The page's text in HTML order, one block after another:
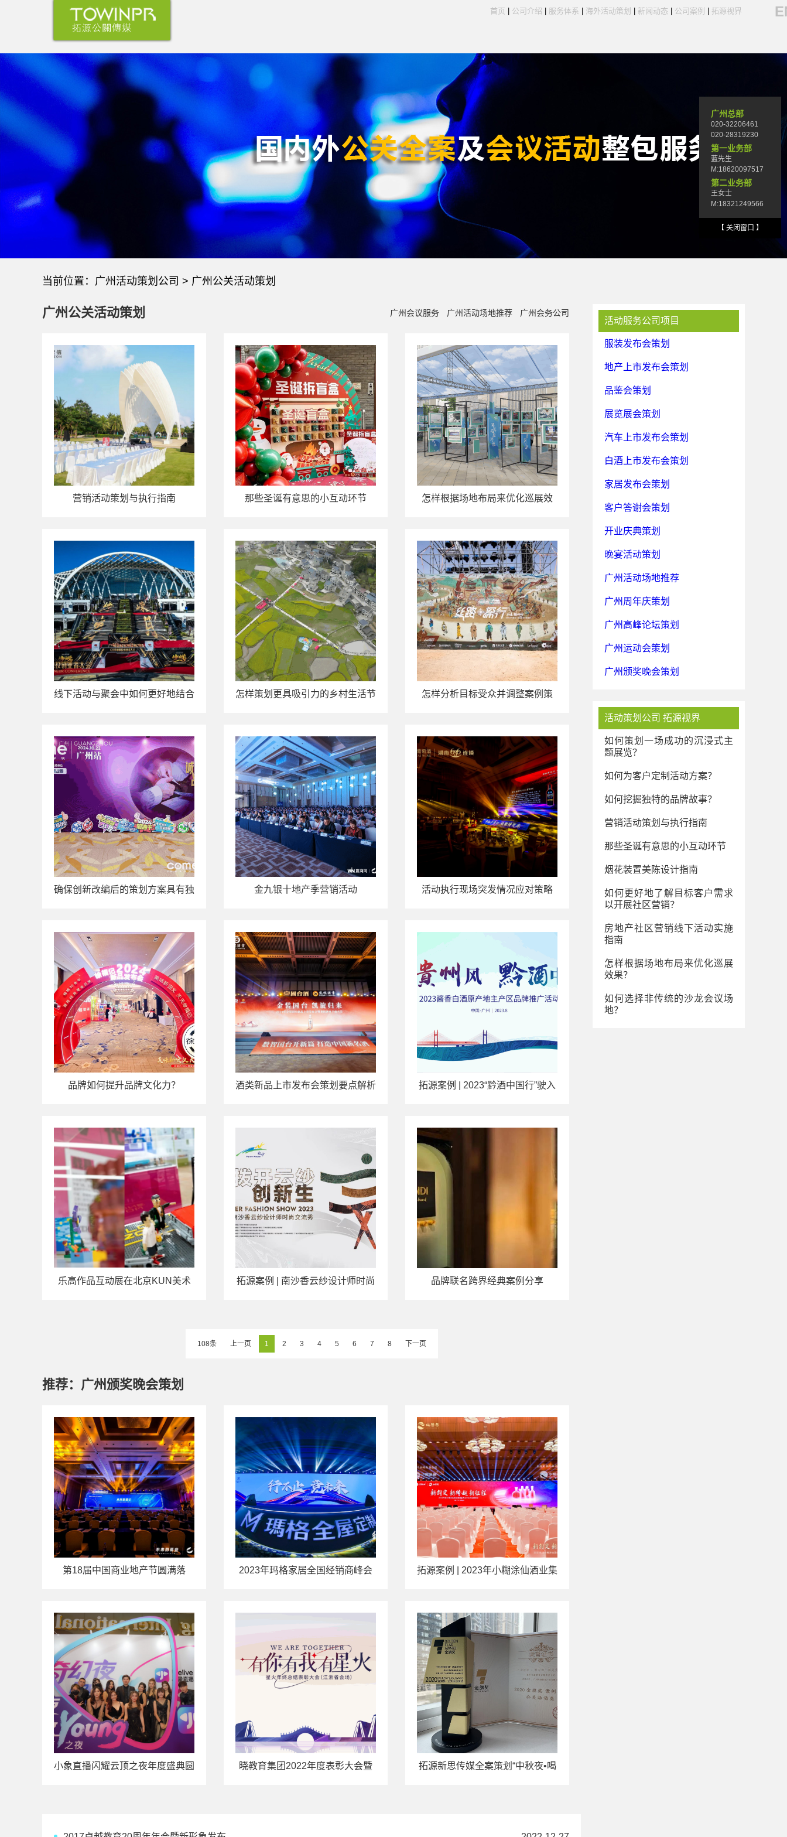
首页 公司介绍 服务体系 海外活动策划 新闻动态 公司案例 拓源视界
当前位置： 广州活动策划公司 > 广州公关活动策划
广州公关活动策划 广州会议服务 广州活动场地推荐 广州会务公司
营销活动策划与执行指南 那些圣诞有意思的小互动环节
怎样根据场地布局来优化巡展效
线下活动与聚会中如何更好地结合
怎样策划更具吸引力的乡村生活节
怎样分析目标受众并调整案例策
确保创新改编后的策划方案具有独
金九银十地产季营销活动 活动执行现场突发情况应对策略
品牌如何提升品牌文化力？ 酒类新品上市发布会策划要点解析
拓源案例 | 2023“黔酒中国行”驶入
乐高作品互动展在北京KUN美术
拓源案例 | 南沙香云纱设计师时尚
品牌联名跨界经典案例分享
108条 上一页 1 2 3 4 5 6 7 8 下一页
推荐：广州颁奖晚会策划
第18届中国商业地产节圆满落
2023年玛格家居全国经销商峰会
拓源案例 | 2023年小糊涂仙酒业集
小象直播闪耀云顶之夜年度盛典圆
晓教育集团2022年度表彰大会暨
拓源新思传媒全案策划“中秋夜•喝
活动服务公司项目
服装发布会策划
地产上市发布会策划
品鉴会策划
展览展会策划
汽车上市发布会策划
白酒上市发布会策划
家居发布会策划
客户答谢会策划
开业庆典策划
晚宴活动策划
广州活动场地推荐
广州周年庆策划
广州高峰论坛策划
广州运动会策划
广州颁奖晚会策划
活动策划公司 拓源视界
如何策划一场成功的沉浸式主
题展览？
如何为客户定制活动方案？
如何挖掘独特的品牌故事？
营销活动策划与执行指南
那些圣诞有意思的小互动环节
烟花装置美陈设计指南
如何更好地了解目标客户需求
以开展社区营销？
房地产社区营销线下活动实施
指南
怎样根据场地布局来优化巡展
效果？
如何选择非传统的沙龙会议场
地？
广州总部
020-32206461
020-28319230
第一业务部
蓝先生
M:18620097517
第二业务部
王女士
M:18321249566
【 关闭窗口 】